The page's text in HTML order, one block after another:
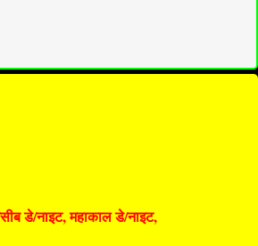
डे/नाइट, महाकाल डे/नाइट,